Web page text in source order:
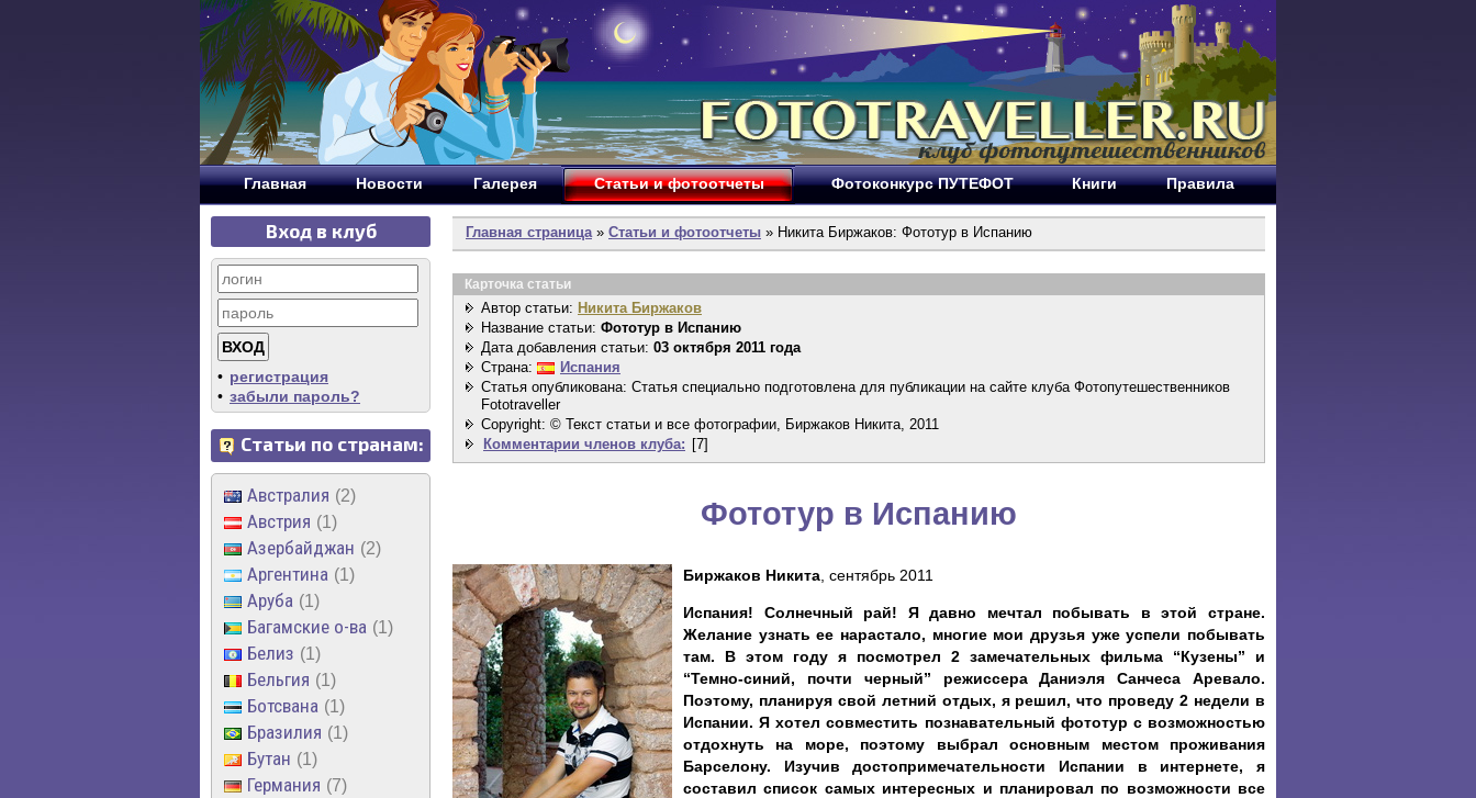
Главная Новости Галерея Статьи и фотоотчеты Фотоконкурс ПУТЕФОТ Книги Правила
Вход в клуб
• регистрация
• забыли пароль?
Статьи по странам:
Австралия 2
Австрия 1
Азербайджан 2
Аргентина 1
Аруба 1
Багамские о-ва 1
Белиз 1
Бельгия 1
Ботсвана 1
Бразилия 1
Бутан 1
Германия 7
Главная страница» Статьи и фотоотчеты » Никита Биржаков: Фототур в Испанию
Карточка статьи
Автор статьи: Никита Биржаков
Название статьи: Фототур в Испанию
Дата добавления статьи: 03 октября 2011 года
Страна:
Испания
Статья опубликована: Статья специально подготовлена для публикации на сайте клуба Фотопутешественников
Fototraveller
Copyright: © Текст статьи и все фотографии, Биржаков Никита, 2011
Комментарии членов клуба: [7]
Фототур в Испанию
Биржаков Никита , сентябрь 2011
Испания! Солнечный рай! Я давно мечтал побывать в этой стране.
Желание узнать ее нарастало, многие мои друзья уже успели побывать
там. В этом году я посмотрел 2 замечательных фильма “Кузены” и
“Темно-синий, почти черный” режиссера Даниэля Санчеса Аревало.
Поэтому, планируя свой летний отдых, я решил, что проведу 2 недели в
Испании. Я хотел совместить познавательный фототур с возможностью
отдохнуть на море, поэтому выбрал основным местом проживания
Барселону. Изучив достопримечательности Испании в интернете, я
составил список самых интересных и планировал по возможности все